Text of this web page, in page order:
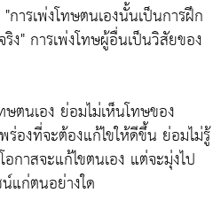
"การเพ่งโทษตนเองนั้นเป็นการฝึก
ง" การเพ่งโทษผู้อื่นเป็นวิสัยของ
ตนเอง ย่อมไม่เห็นโทษของ
องที่จะต้องแก้ไขให้ดีขึ้น ย่อมไม่รู้
อกาสจะแก้ไขตนเอง แต่จะมุ่งไป
แก่ตนอย่างใด